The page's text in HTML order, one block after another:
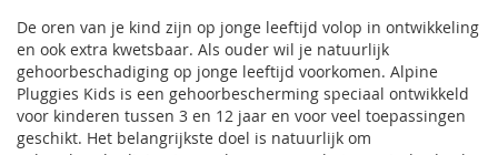
De oren van je kind zijn op jonge leeftijd volop in ontwikkeling
en ook extra kwetsbaar. Als ouder wil je natuurlijk
gehoorbeschadiging op jonge leeftijd voorkomen. Alpine
Pluggies Kids is een gehoorbescherming speciaal ontwikkeld
voor kinderen tussen 3 en 12 jaar en voor veel toepassingen
geschikt. Het belangrijkste doel is natuurlijk om